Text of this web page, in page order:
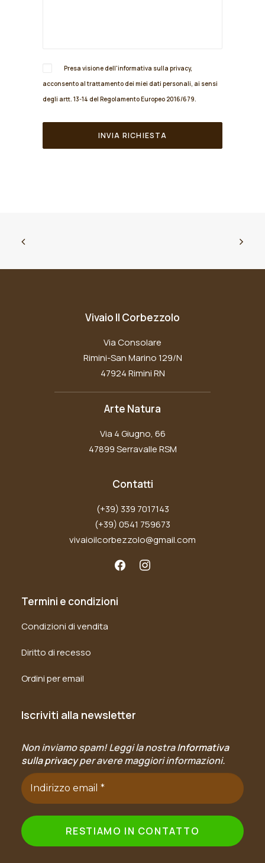
Presa visione dell'informativa sulla privacy,
acconsento al trattamento dei miei dati personali, ai sensi
degli artt. 13-14 del Regolamento Europeo 2016/679.
Vivaio Il Corbezzolo
Via Consolare
Rimini-San Marino 129/N
47924 Rimini RN
Arte Natura
Via 4 Giugno, 66
47899 Serravalle RSM
Contatti
(+39) 339 7017143
(+39) 0541 759673
vivaioilcorbezzolo@gmail.com
Termini e condizioni
Condizioni di vendita
Diritto di recesso
Ordini per email
Iscriviti alla newsletter
Non inviamo spam! Leggi la nostraInformativa
sulla privacyper avere maggiori informazioni.